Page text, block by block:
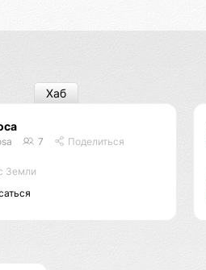
7 Поделиться
Земли
Хаб